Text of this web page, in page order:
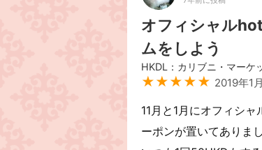
オフィシャル
ムをしよう
HKDL：カリブニ・マーケ
★★★★★ 2019年1
11月と1月にオフィシ
ーポンが置いてありまし